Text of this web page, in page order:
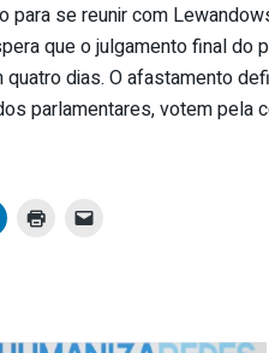
para se reunir com
que o julgamento final do
dias. O afastamento
parlamentares, votem pela